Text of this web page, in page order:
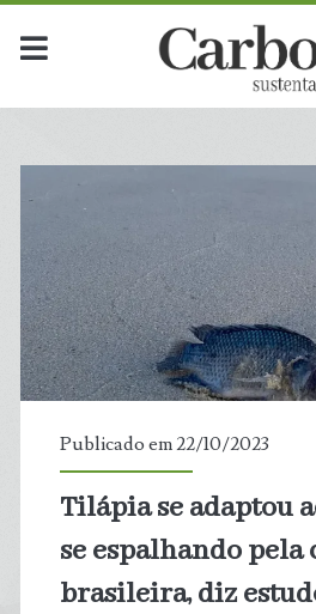
Publicado em 22/10/2023
Tilápia se adaptou
se espalhando pela
brasileira, diz